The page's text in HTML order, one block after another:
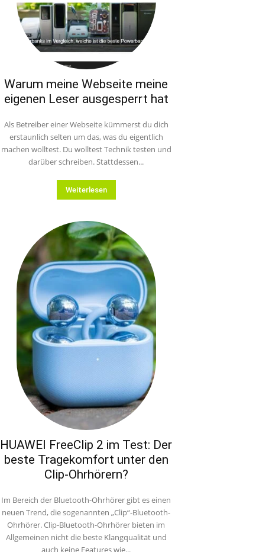
Warum meine Webseite meine
eigenen Leser ausgesperrt hat
Als Betreiber einer Webseite kümmerst du dich
erstaunlich selten um das, was du eigentlich
machen wolltest. Du wolltest Technik testen und
darüber schreiben. Stattdessen...
Weiterlesen
HUAWEI FreeClip 2 im Test: Der
beste Tragekomfort unter den
Clip-Ohrhörern?
Im Bereich der Bluetooth-Ohrhörer gibt es einen
neuen Trend, die sogenannten „Clip“-Bluetooth-
Ohrhörer. Clip-Bluetooth-Ohrhörer bieten im
Allgemeinen nicht die beste Klangqualität und
auch keine Features wie...